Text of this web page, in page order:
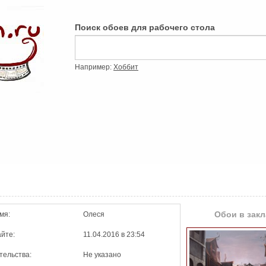
Поиск обоев для рабочего стола
Например: Хоббит
Олеся
11.04.2016 в 23:54
Не указано
Обои в